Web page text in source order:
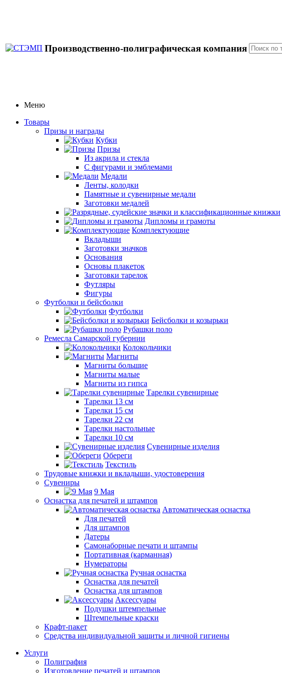
Производственно-полиграфическая компания
Меню
Товары
Призы и награды
Кубки
Призы
Из акрила и стекла
С фигурами и эмблемами
Медали
Ленты, колодки
Памятные и сувенирные медали
Заготовки медалей
Дипломы и грамоты
Комплектующие
Вкладыши
Заготовки значков
Основания
Основы плакеток
Заготовки тарелок
Футляры
Фигуры
Футболки и бейсболки
Футболки
Бейсболки и козырьки
Рубашки поло
Ремесла Самарской губернии
Колокольчики
Магниты
Магниты большие
Магниты малые
Магниты из гипса
Тарелки сувенирные
Тарелки 13 см
Тарелки 15 см
Тарелки 22 см
Тарелки настольные
Тарелки 10 см
Сувенирные изделия
Обереги
Текстиль
Трудовые книжки и вкладыши, удостоверения
Сувениры
9 Мая
Оснастка для печатей и штампов
Автоматическая оснастка
Для печатей
Для штампов
Датеры
Самонаборные печати и штампы
Портативная (карманная)
Нумераторы
Ручная оснастка
Оснастка для печатей
Оснастка для штампов
Аксессуары
Подушки штемпельные
Штемпельные краски
Крафт-пакет
Средства индивидуальной защиты и личной гигиены
Услуги
Полиграфия
Изготовление печатей и штампов